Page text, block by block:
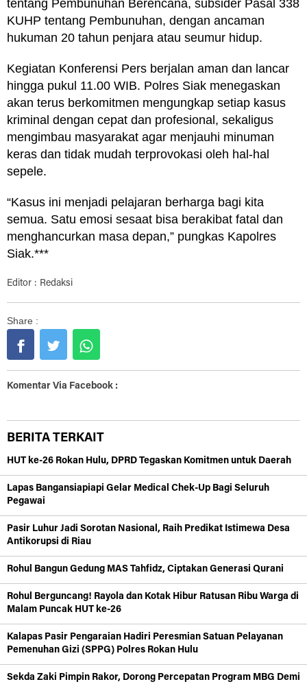
tentang Pembunuhan Berencana, subsider Pasal 338
KUHP tentang Pembunuhan, dengan ancaman
hukuman 20 tahun penjara atau seumur hidup.
Kegiatan Konferensi Pers berjalan aman dan lancar
hingga pukul 11.00 WIB. Polres Siak menegaskan
akan terus berkomitmen mengungkap setiap kasus
kriminal dengan cepat dan profesional, sekaligus
mengimbau masyarakat agar menjauhi minuman
keras dan tidak mudah terprovokasi oleh hal-hal
sepele.
“Kasus ini menjadi pelajaran berharga bagi kita
semua. Satu emosi sesaat bisa berakibat fatal dan
menghancurkan masa depan,” pungkas Kapolres
Siak.***
Editor : Redaksi
Share :
Komentar Via Facebook :
BERITA TERKAIT
HUT ke-26 Rokan Hulu, DPRD Tegaskan Komitmen untuk Daerah
Lapas Bangansiapiapi Gelar Medical Chek-Up Bagi Seluruh
Pegawai
Pasir Luhur Jadi Sorotan Nasional, Raih Predikat Istimewa Desa
Antikorupsi di Riau
Rohul Bangun Gedung MAS Tahfidz, Ciptakan Generasi Qurani
Rohul Berguncang! Rayola dan Kotak Hibur Ratusan Ribu Warga di
Malam Puncak HUT ke-26
Kalapas Pasir Pengaraian Hadiri Peresmian Satuan Pelayanan
Pemenuhan Gizi (SPPG) Polres Rokan Hulu
Sekda Zaki Pimpin Rakor, Dorong Percepatan Program MBG Demi